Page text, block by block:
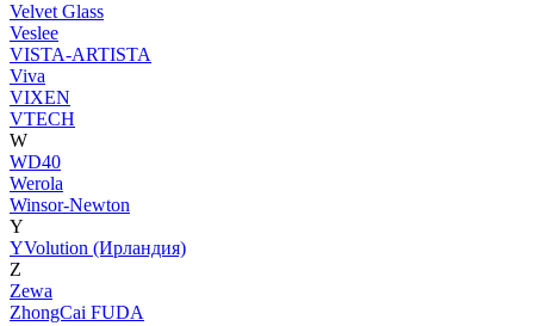
Velvet Glass
Veslee
VISTA-ARTISTA
Viva
VIXEN
VTECH
W
WD40
Werola
Winsor-Newton
Y
YVolution (Ирландия)
Z
Zewa
ZhongCai FUDA